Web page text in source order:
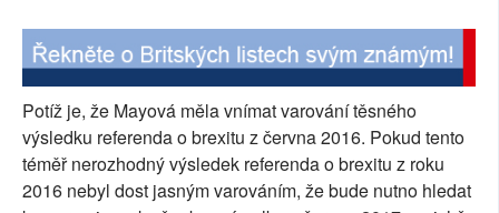
Potíž je, že Mayová měla vnímat varování těsného
výsledku referenda o brexitu z června 2016. Pokud tento
téměř nerozhodný výsledek referenda o brexitu z roku
2016 nebyl dost jasným varováním, že bude nutno hledat